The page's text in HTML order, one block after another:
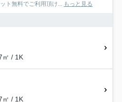
ト無料でご利用頂け... もっと見る
㎡ / 1K
㎡ / 1K